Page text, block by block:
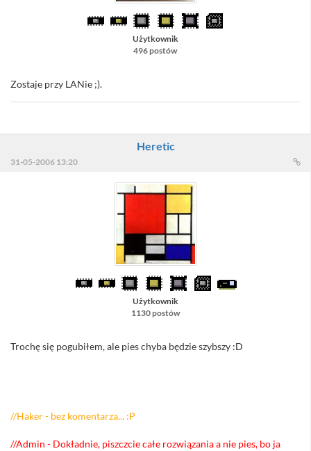
Użytkownik
496 postów
Zostaje przy LANie ;).
Heretic
31-05-2006 13:20
Użytkownik
1130 postów
Trochę się pogubiłem, ale pies chyba będzie szybszy :D
//Haker - bez komentarza... :P
//Admin - Dokładnie, piszczcie całe rozwiązania a nie pies, bo ja